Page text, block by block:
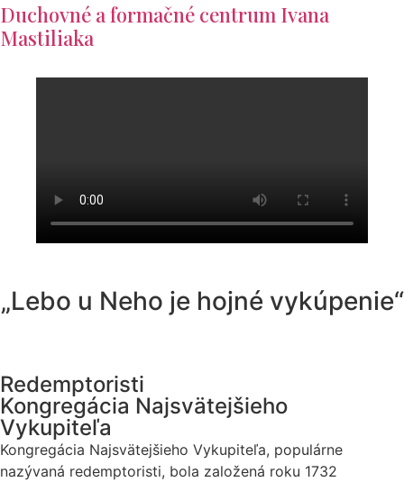
Duchovné a formačné centrum Ivana
Mastiliaka
„Lebo u Neho je hojné vykúpenie“
Redemptoristi
Kongregácia Najsvätejšieho
Vykupiteľa
Kongregácia Najsvätejšieho Vykupiteľa, populárne
nazývaná redemptoristi, bola založená roku 1732